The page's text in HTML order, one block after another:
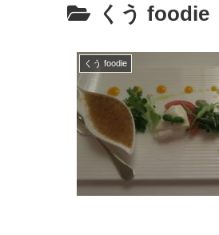
くう foodie
くう foodie